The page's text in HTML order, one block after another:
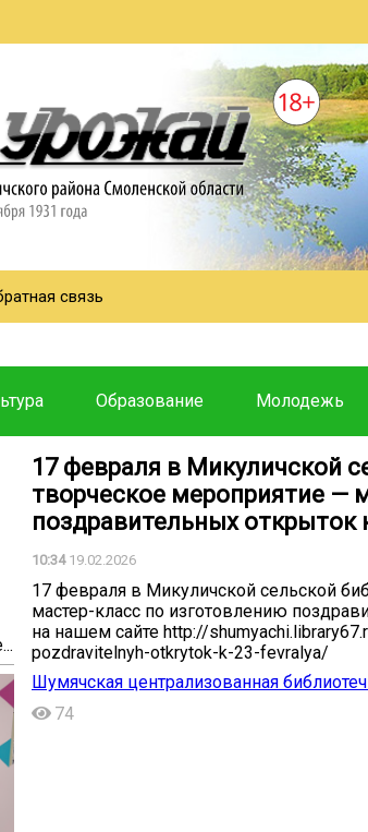
связь
Образование Молодежь
17 февраля в Микуличской
творческое мероприятие —
поздравительных открыток
10:3419.02.2026
17 февраля в Микуличской сельской
мастер-класс по изготовлению
на нашем сайте http://
pozdravitelnyh-otkrytok-k-23-fevralya/
Шумячская централизованная
74